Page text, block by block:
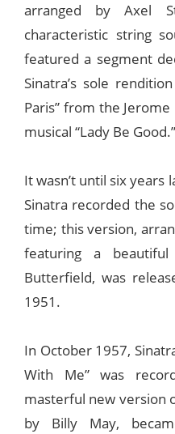
arranged by Axel
characteristic string
featured a segment
Sinatra’s sole
Paris” from the
musical “Lady Be Good.”
It wasn’t until six
Sinatra recorded the
time; this version,
featuring a
Butterfield, was
1951.
In October 1957,
With Me” was
masterful new version
by Billy May,